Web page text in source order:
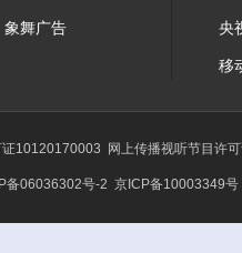
象舞广告 央
移
10120170003 网上传播视听节目许
备06036302号-2 京ICP备10003349号